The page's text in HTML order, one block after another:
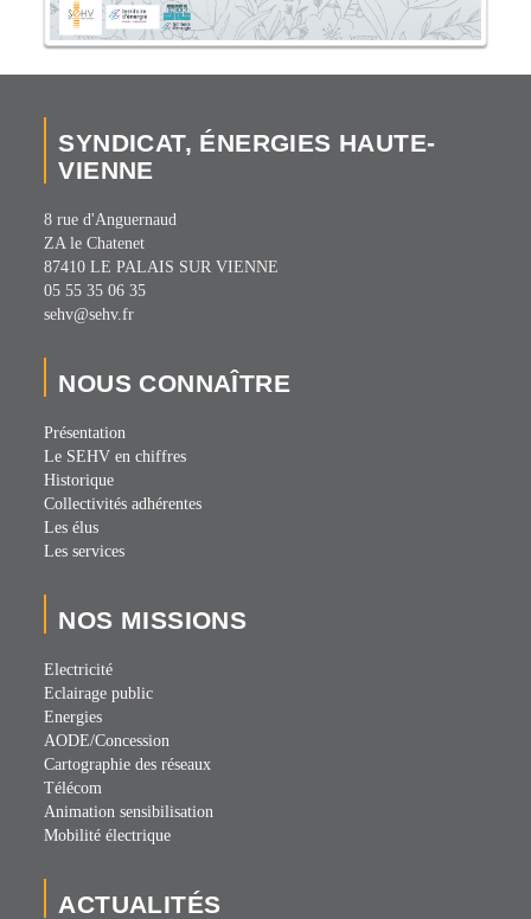
SYNDICAT, ÉNERGIES HAUTE-
VIENNE
8 rue d'Anguernaud
ZA le Chatenet
87410 LE PALAIS SUR VIENNE
05 55 35 06 35
sehv@sehv.fr
NOUS CONNAÎTRE
Présentation
Le SEHV en chiffres
Historique
Collectivités adhérentes
Les élus
Les services
NOS MISSIONS
Electricité
Eclairage public
Energies
AODE/Concession
Cartographie des réseaux
Télécom
Animation sensibilisation
Mobilité électrique
ACTUALITÉS